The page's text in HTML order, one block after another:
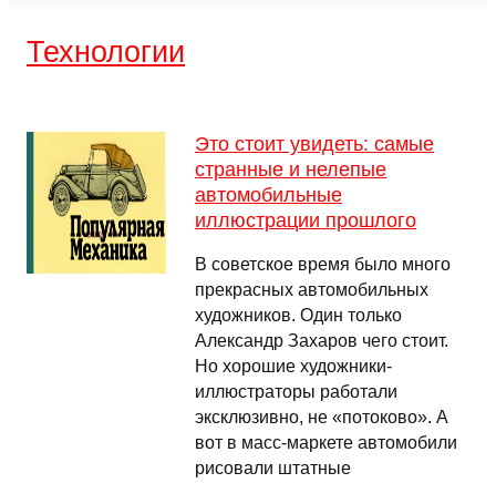
Технологии
Это стоит увидеть: самые
странные и нелепые
автомобильные
иллюстрации прошлого
В советское время было много
прекрасных автомобильных
художников. Один только
Александр Захаров чего стоит.
Но хорошие художники-
иллюстраторы работали
эксклюзивно, не «потоково». А
вот в масс-маркете автомобили
рисовали штатные